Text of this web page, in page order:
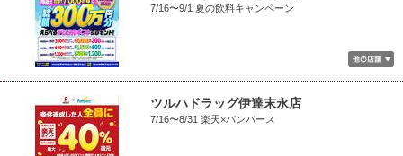
7/16〜9/1 夏の飲料キャンペーン
ツルハドラッグ伊達末永店
7/16〜8/31 楽天×パンパース